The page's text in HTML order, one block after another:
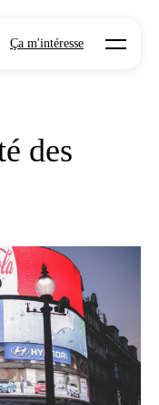
Ça m'intéresse Open
des